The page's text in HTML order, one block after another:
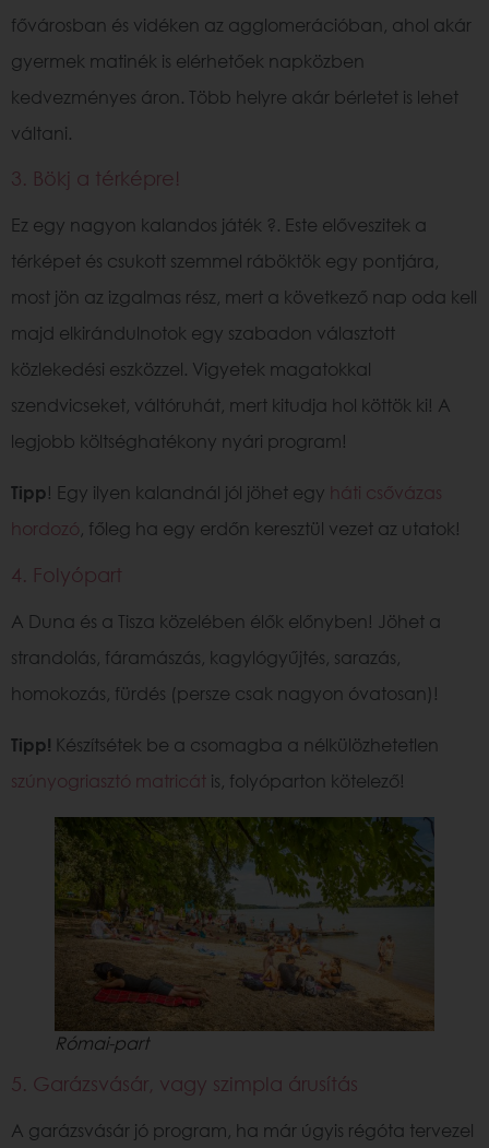
fővárosban és vidéken az agglomerációban, ahol akár
gyermek matinék is elérhetőek napközben
kedvezményes áron. Több helyre akár bérletet is lehet
váltani.
3. Bökj a térképre!
Ez egy nagyon kalandos játék ?. Este előveszitek a
térképet és csukott szemmel ráböktök egy pontjára,
most jön az izgalmas rész, mert a következő nap oda kell
majd elkirándulnotok egy szabadon választott
közlekedési eszközzel. Vigyetek magatokkal
szendvicseket, váltóruhát, mert kitudja hol köttök ki! A
legjobb költséghatékony nyári program!
Tipp! Egy ilyen kalandnál jól jöhet egy háti csővázas
hordozó, főleg ha egy erdőn keresztül vezet az utatok!
4. Folyópart
A Duna és a Tisza közelében élők előnyben! Jöhet a
strandolás, fáramászás, kagylógyűjtés, sarazás,
homokozás, fürdés (persze csak nagyon óvatosan)!
Tipp! Készítsétek be a csomagba a nélkülözhetetlen
szúnyogriasztó matricát is, folyóparton kötelező!
Római-part
5. Garázsvásár, vagy szimpla árusítás
A garázsvásár jó program, ha már úgyis régóta tervezel